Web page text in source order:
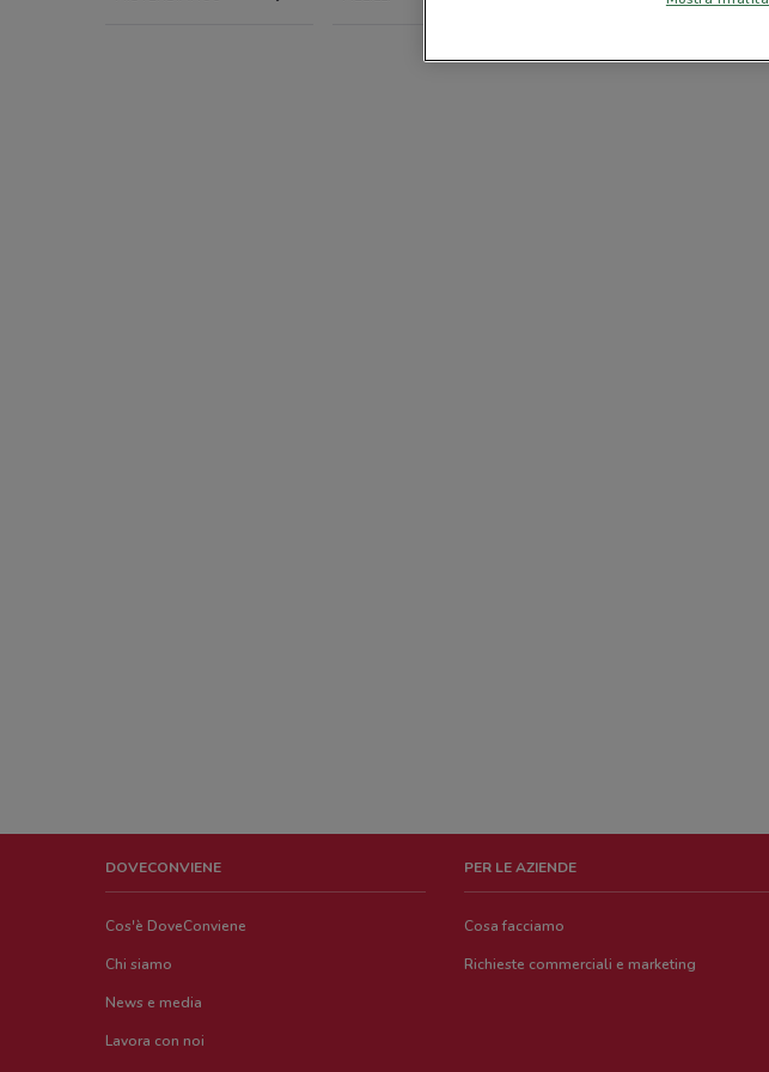
DOVECONVIENE
Cos'è DoveConviene
Chi siamo
News e media
Lavora con noi
PER LE AZIENDE
Cosa facciamo
Richieste commerciali e marketing